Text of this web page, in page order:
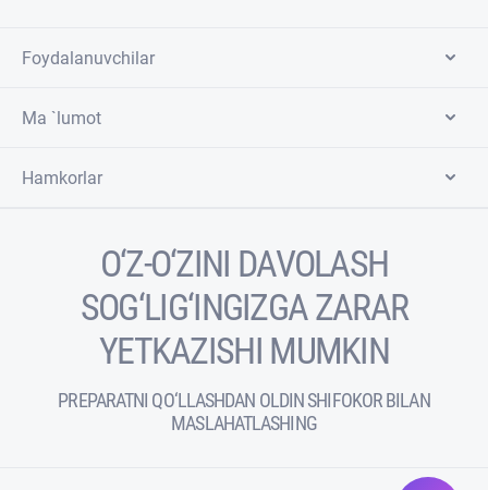
Foydalanuvchilar
Ma `lumot
Hamkorlar
O‘Z-O‘ZINI DAVOLASH
SOG‘LIG‘INGIZGA ZARAR
YETKAZISHI MUMKIN
PREPARATNI QO‘LLASHDAN OLDIN SHIFOKOR BILAN
MASLAHATLASHING